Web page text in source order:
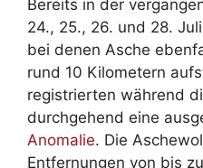
Bereits in der
24., 25., 26. und 28.
bei denen Asche
rund 10 Kilometern
registrierten während
durchgehend eine
Anomalie. Die
Entfernungen von bis